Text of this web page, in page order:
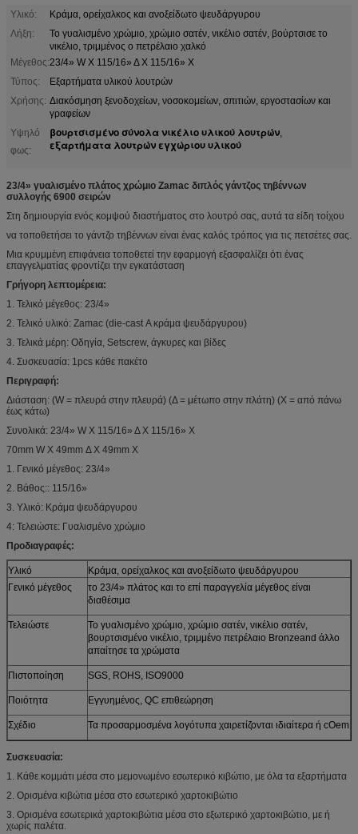
Υλικό:
Κράμα, ορείχαλκος και ανοξείδωτο ψευδάργυρου
Λήξη:
Το γυαλισμένο χρώμιο, χρώμιο σατέν, νικέλιο σατέν, βούρτσισε το
νικέλιο, τριμμένος ο πετρέλαιο χαλκό
Μέγεθος:23/4» W Χ 115/16» Δ Χ 115/16» Χ
Τύπος:
Εξαρτήματα υλικού λουτρών
Χρήσης: Διακόσμηση ξενοδοχείων, νοσοκομείων, σπιτιών, εργοστασίων και
γραφείων
Υψηλό
φως:
βουρτσισμένο σύνολα νικέλιο υλικού λουτρών,
εξαρτήματα λουτρών εγχώριου υλικού
23/4» γυαλισμένο πλάτος χρώμιο Zamac διπλός γάντζος τηβέννων
συλλογής 6900 σειρών
Στη δημιουργία ενός κομψού διαστήματος στο λουτρό σας, αυτά τα είδη τοίχου
να τοποθετήσει το γάντζο τηβέννων είναι ένας καλός τρόπος για τις πετσέτες σας.
Μια κρυμμένη επιφάνεια τοποθετεί την εφαρμογή εξασφαλίζει ότι ένας
επαγγελματίας φροντίζει την εγκατάσταση
Γρήγορη λεπτομέρεια:
1. Τελικό μέγεθος: 23/4»
2. Τελικό υλικό: Zamac (die-cast Α κράμα ψευδάργυρου)
3. Τελικά μέρη: Οδηγία, Setscrew, άγκυρες και βίδες
4. Συσκευασία: 1pcs κάθε πακέτο
Περιγραφή:
Διάσταση: (W = πλευρά στην πλευρά) (Δ = μέτωπο στην πλάτη) (Χ = από πάνω
έως κάτω)
Συνολικά: 23/4» W Χ 115/16» Δ Χ 115/16» Χ
70mm W Χ 49mm Δ Χ 49mm Χ
1. Γενικό μέγεθος: 23/4»
2. Βάθος:: 115/16»
3. Υλικό: Κράμα ψευδάργυρου
4: Τελειώστε: Γυαλισμένο χρώμιο
Προδιαγραφές:
Υλικό
Κράμα, ορείχαλκος και ανοξείδωτο ψευδάργυρου
Γενικό μέγεθος
το 23/4» πλάτος και το επί παραγγελία μέγεθος είναι
διαθέσιμα
Τελειώστε
Το γυαλισμένο χρώμιο, χρώμιο σατέν, νικέλιο σατέν,
βουρτσισμένο νικέλιο, τριμμένο πετρέλαιο Bronzeand άλλο
απαίτησε τα χρώματα
Πιστοποίηση SGS, ROHS, ISO9000
Ποιότητα Εγγυημένος, QC επιθεώρηση
Σχέδιο Τα προσαρμοσμένα λογότυπα χαιρετίζονται ιδιαίτερα ή cOem
Συσκευασία:
1. Κάθε κομμάτι μέσα στο μεμονωμένο εσωτερικό κιβώτιο, με όλα τα εξαρτήματα
2. Ορισμένα κιβώτια μέσα στο εσωτερικό χαρτοκιβώτιο
3. Ορισμένα εσωτερικά χαρτοκιβώτια μέσα στο εξωτερικό χαρτοκιβώτιο, με ή
χωρίς παλέτα.